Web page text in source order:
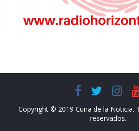
Copyright © 2019 Cuna de la Noticia.
reservados.